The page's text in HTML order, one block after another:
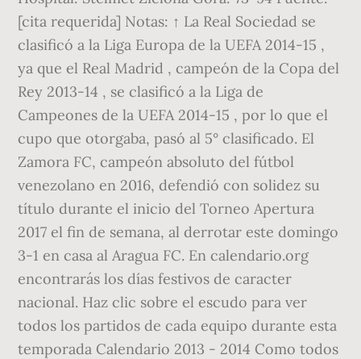
[cita requerida] Notas: ↑ La Real Sociedad se
clasificó a la Liga Europa de la UEFA 2014-15 ,
ya que el Real Madrid , campeón de la Copa del
Rey 2013-14 , se clasificó a la Liga de
Campeones de la UEFA 2014-15 , por lo que el
cupo que otorgaba, pasó al 5° clasificado. El
Zamora FC, campeón absoluto del fútbol
venezolano en 2016, defendió con solidez su
título durante el inicio del Torneo Apertura
2017 el fin de semana, al derrotar este domingo
3-1 en casa al Aragua FC. En calendario.org
encontrarás los días festivos de caracter
nacional. Haz clic sobre el escudo para ver
todos los partidos de cada equipo durante esta
temporada Calendario 2013 - 2014 Como todos